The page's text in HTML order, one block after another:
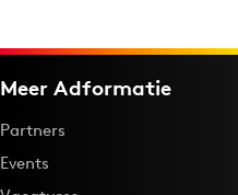
Meer Adformatie
Partners
Events